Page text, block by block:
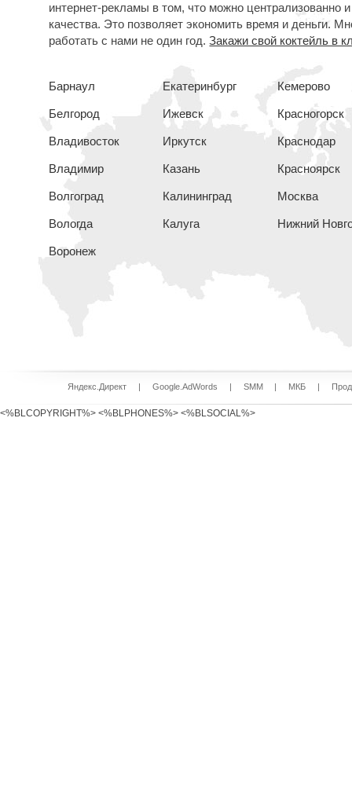
интернет-рекламы в том, что можно централизованно
качества. Это позволяет экономить время и деньги.
работать с нами не один год.Закажи свой коктейль в
Барнаул
Белгород
Владивосток
Владимир
Волгоград
Вологда
Воронеж
Екатеринбург
Ижевск
Иркутск
Казань
Калининград
Калуга
Кемерово
Красногорск
Краснодар
Красноярск
Москва
Нижний
Яндекс.Директ | Google.AdWords | SMM | МКБ |
<%BLCOPYRIGHT%> <%BLPHONES%> <%BLSOCIAL%>